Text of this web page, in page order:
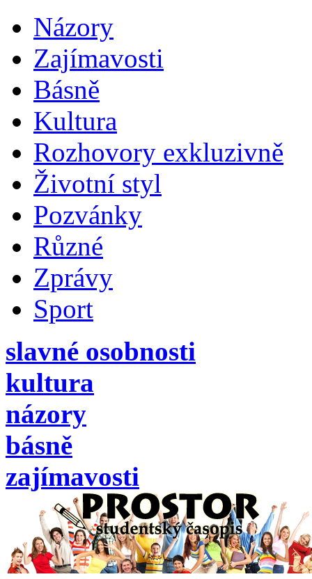
Názory
Zajímavosti
Básně
Kultura
Rozhovory exkluzivně
Životní styl
Pozvánky
Různé
Zprávy
Sport
slavné osobnosti
kultura
názory
básně
zajímavosti